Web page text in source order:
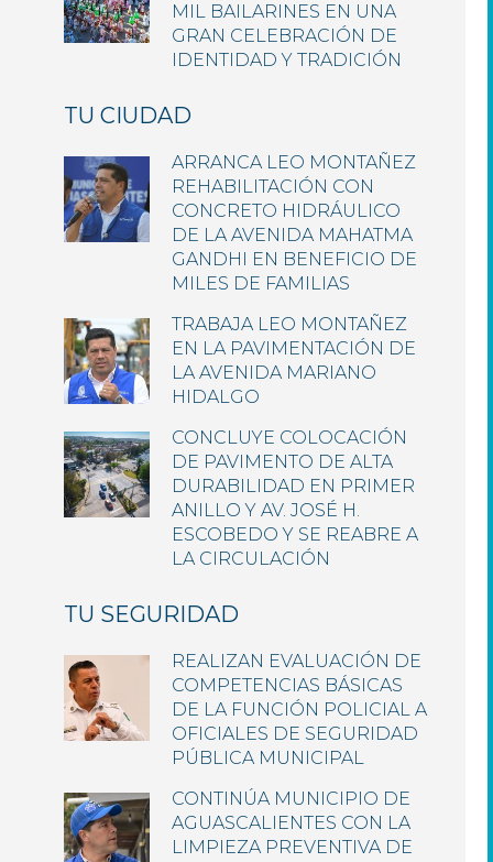
MIL BAILARINES EN UNA
GRAN CELEBRACIÓN DE
IDENTIDAD Y TRADICIÓN
TU CIUDAD
ARRANCA LEO MONTAÑEZ
REHABILITACIÓN CON
CONCRETO HIDRÁULICO
DE LA AVENIDA MAHATMA
GANDHI EN BENEFICIO DE
MILES DE FAMILIAS
TRABAJA LEO MONTAÑEZ
EN LA PAVIMENTACIÓN DE
LA AVENIDA MARIANO
HIDALGO
CONCLUYE COLOCACIÓN
DE PAVIMENTO DE ALTA
DURABILIDAD EN PRIMER
ANILLO Y AV. JOSÉ H.
ESCOBEDO Y SE REABRE A
LA CIRCULACIÓN
TU SEGURIDAD
REALIZAN EVALUACIÓN DE
COMPETENCIAS BÁSICAS
DE LA FUNCIÓN POLICIAL A
OFICIALES DE SEGURIDAD
PÚBLICA MUNICIPAL
CONTINÚA MUNICIPIO DE
AGUASCALIENTES CON LA
LIMPIEZA PREVENTIVA DE